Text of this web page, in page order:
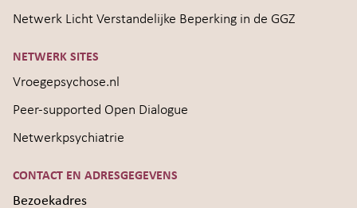
Netwerk Licht Verstandelijke Beperking in de GGZ
NETWERK SITES
Vroegepsychose.nl
Peer-supported Open Dialogue
Netwerkpsychiatrie
CONTACT EN ADRESGEGEVENS
Bezoekadres